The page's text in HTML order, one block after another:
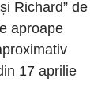
Richard” de
aproape
17 aprilie